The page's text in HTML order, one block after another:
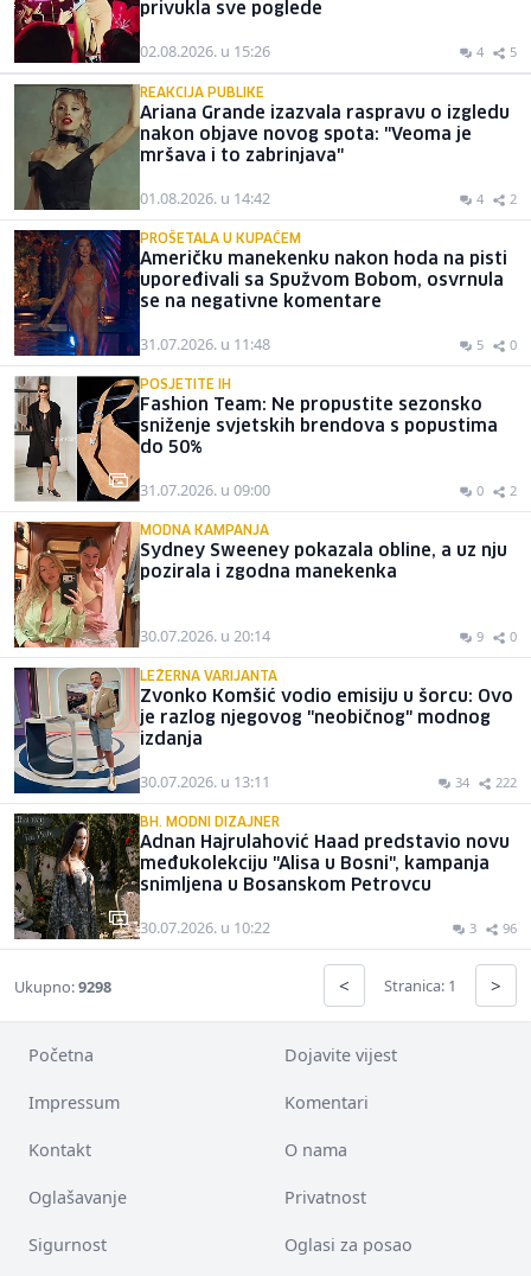
privukla sve poglede
02.08.2026. u 15:26 4 5
REAKCIJA PUBLIKE
Ariana Grande izazvala raspravu o izgledu
nakon objave novog spota: "Veoma je
mršava i to zabrinjava"
01.08.2026. u 14:42 4 2
PROŠETALA U KUPAĆEM
Američku manekenku nakon hoda na pisti
upoređivali sa Spužvom Bobom, osvrnula
se na negativne komentare
31.07.2026. u 11:48 5 0
POSJETITE IH
Fashion Team: Ne propustite sezonsko
sniženje svjetskih brendova s popustima
do 50%
31.07.2026. u 09:00 0 2
MODNA KAMPANJA
Sydney Sweeney pokazala obline, a uz nju
pozirala i zgodna manekenka
30.07.2026. u 20:14 9 0
LEŽERNA VARIJANTA
Zvonko Komšić vodio emisiju u šorcu: Ovo
je razlog njegovog "neobičnog" modnog
izdanja
30.07.2026. u 13:11 34 222
BH. MODNI DIZAJNER
Adnan Hajrulahović Haad predstavio novu
međukolekciju "Alisa u Bosni", kampanja
snimljena u Bosanskom Petrovcu
30.07.2026. u 10:22 3 96
Ukupno:9298 < Stranica: 1 >
Početna Dojavite vijest
Impressum Komentari
Kontakt O nama
Oglašavanje Privatnost
Sigurnost Oglasi za posao